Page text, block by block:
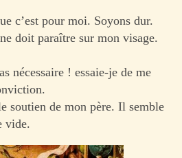
c’est pour moi. Soyons dur.
doit paraître sur mon visage.
nécessaire ! essaie-je de me
soutien de mon père. Il semble
vide.